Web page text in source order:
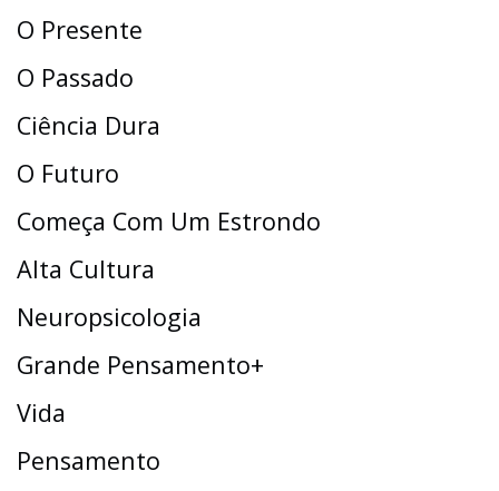
O Presente
O Passado
Ciência Dura
O Futuro
Começa Com Um Estrondo
Alta Cultura
Neuropsicologia
Grande Pensamento+
Vida
Pensamento